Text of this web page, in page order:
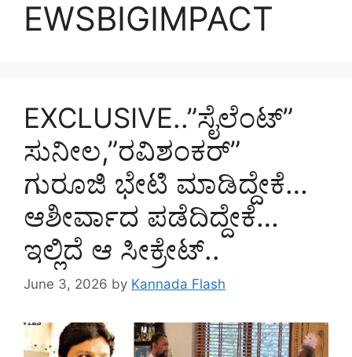
EWSBIGIMPACT
EXCLUSIVE..”ಸೈಲೆಂಟ್”
ಸುನೀಲ,”ರವಿಶಂಕರ್”
ಗುರೂಜಿ ಭೇಟಿ ಮಾಡಿದ್ದೇಕೆ…
ಆಶೀರ್ವಾದ ಪಡೆದಿದ್ದೇಕೆ…
ಇಲ್ಲಿದೆ ಆ ಸೀಕ್ರೇಟ್..
June 3, 2026 by Kannada Flash